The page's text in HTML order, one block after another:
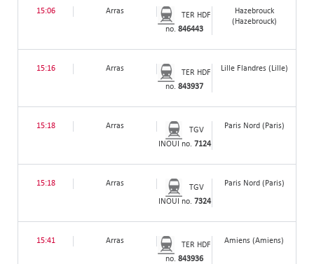
15:06 Arras
TER HDF
no.846443
Hazebrouck
(Hazebrouck)
15:16 Arras
TER HDF
no.843937
Lille Flandres (Lille)
15:18 Arras
TGV
INOUI no. 7124
Paris Nord (Paris)
15:18 Arras
TGV
INOUI no. 7324
Paris Nord (Paris)
15:41 Arras
TER HDF
no.843936
Amiens (Amiens)